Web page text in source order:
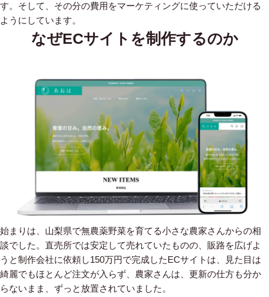
す。そして、その分の費用をマーケティングに使っていただける
ようにしています。
なぜECサイトを制作するのか
始まりは、山梨県で無農薬野菜を育てる小さな農家さんからの相
談でした。直売所では安定して売れていたものの、販路を広げよ
うと制作会社に依頼し150万円で完成したECサイトは、見た目は
綺麗でもほとんど注文が入らず、農家さんは、更新の仕方も分か
らないまま、ずっと放置されていました。